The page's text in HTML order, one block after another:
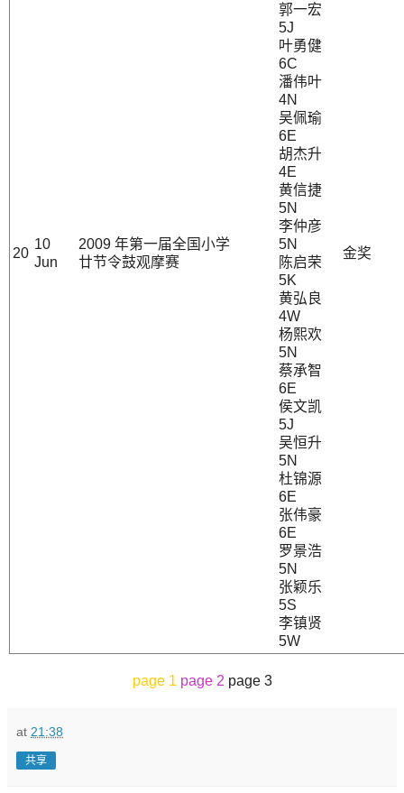
20
10
Jun
2009 年第一届全国小学
廿节令鼓观摩赛
郭一宏
5J
叶勇健
6C
潘伟叶
4N
吴佩瑜
6E
胡杰升
4E
黄信捷
5N
李仲彦
5N
陈启荣
5K
黄弘良
4W
杨熙欢
5N
蔡承智
6E
侯文凯
5J
吴恒升
5N
杜锦源
6E
张伟豪
6E
罗景浩
5N
张颖乐
5S
李镇贤
5W
金奖
page 1 page 2 page 3
at 21:38
共享